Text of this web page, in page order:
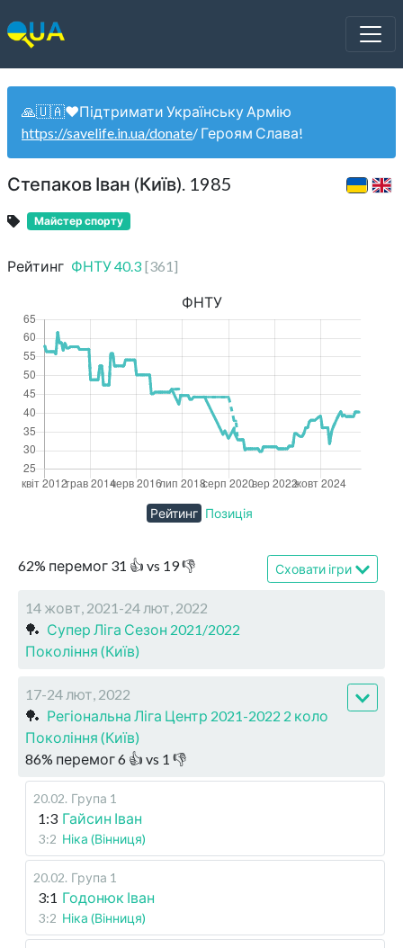
🙏🇺🇦❤️Підтримати Українську Армію
https://savelife.in.ua/donate/ Героям Слава!
Степаков Іван (Київ). 1985
Майстер спорту
Рейтинг ФНТУ40.3 [361 ]
62% перемог 31 👍 vs 19👎 Сховати ігри
14 жовт, 2021-24 лют, 2022
🏓 Супер Ліга Сезон 2021/2022
Покоління (Київ)
17-24 лют, 2022
🏓 Регіональна Ліга Центр 2021-2022 2 коло
Покоління (Київ)
86% перемог6 👍 vs 1 👎
20.02. Група 1
1:3 Гайсин Іван
3:2 Ніка (Вінниця)
20.02. Група 1
3:1 Годонюк Іван
3:2 Ніка (Вінниця)
ФНТУ
Рейтинг Позиція